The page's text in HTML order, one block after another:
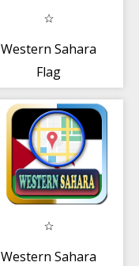
Western Sahara
Flag
Western Sahara